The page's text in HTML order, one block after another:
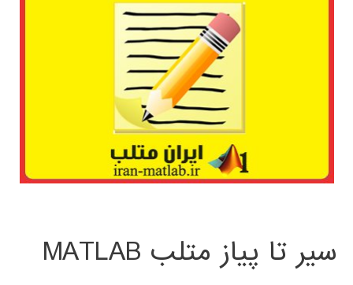
سیر تا پیاز متلب MATLAB